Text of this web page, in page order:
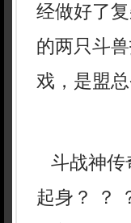
经做好了
的两只斗
戏，是盟
斗战神传
起身？ ？